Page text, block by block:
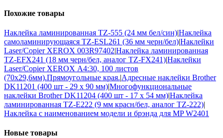
Похожие товары
Наклейка ламинированная TZ-555 (24 мм бел/син)|Наклейка
самоламинирующаяся TZ-ESL261 (36 мм черн/бел)|Наклейки
Laser/Copier XEROX 003R97402|Наклейка ламинированная
TZ-EFX241 (18 мм черн/бел, аналог TZ-FX241)|Наклейки
Laser/Copier XEROX А4:30, 100 листов
(70x29,6мм).Прямоугольные края.|Адресные наклейки Brother
DK11201 (400 шт - 29 x 90 мм)|Многофункциональные
наклейки Brother DK11204 (400 шт - 17 x 54 мм)|Наклейка
ламинированная TZ-E222 (9 мм красн/бел, аналог TZ-222)|
Наклейка с наименованием модели и брэнда для MP W2401
Новые товары